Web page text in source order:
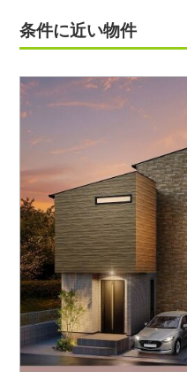
条件に近い物件